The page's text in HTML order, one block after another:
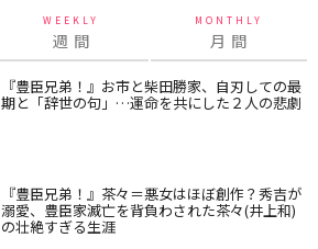
WEEKLY
週 間
MONTHLY
月 間
『豊臣兄弟！』お市と柴田勝家、自刃しての最
期と「辞世の句」…運命を共にした２人の悲劇
『豊臣兄弟！』茶々＝悪女はほぼ創作？秀吉が
溺愛、豊臣家滅亡を背負わされた茶々(井上和)
の壮絶すぎる生涯